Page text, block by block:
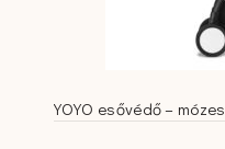
YOYO esővédő – mózes